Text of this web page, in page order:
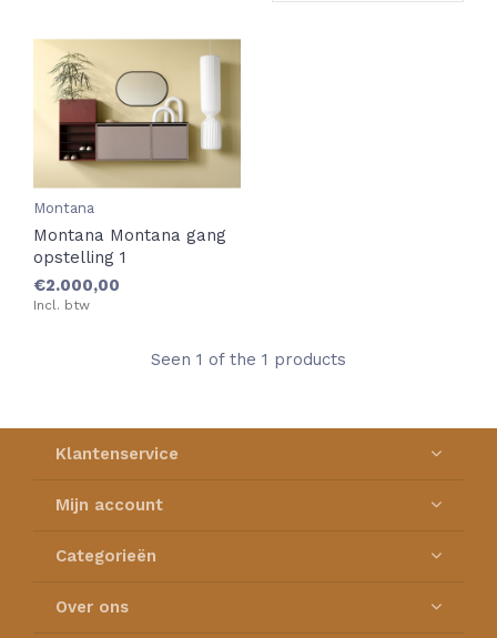
Montana
Montana Montana gang
opstelling 1
€2.000,00
Incl. btw
Seen 1 of the 1 products
Klantenservice
Mijn account
Categorieën
Over ons